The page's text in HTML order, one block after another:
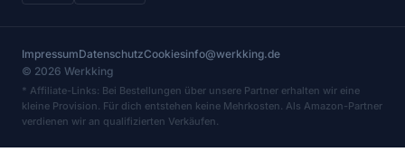
ImpressumDatenschutzCookiesinfo@werkking.de
© 2026 Werkking
* Affiliate-Links: Bei Bestellungen über unsere Partner erhalten wir eine
kleine Provision. Für dich entstehen keine Mehrkosten. Als Amazon-Partner
verdienen wir an qualifizierten Verkäufen.